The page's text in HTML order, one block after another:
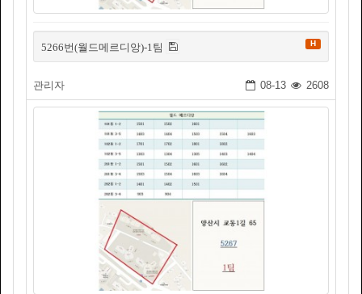
5266번(월드메르디앙)-1팀 H
관리자 08-13 2608